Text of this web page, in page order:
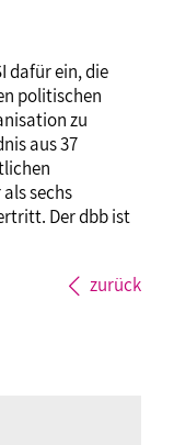
dafür ein, die
politischen
zu
aus 37
sechs
Der dbb ist
zurück